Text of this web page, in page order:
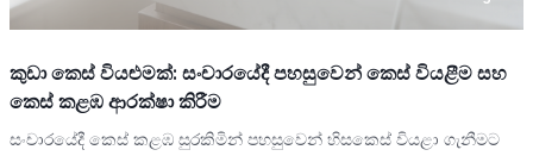
කුඩා කෙස් වියළුමක්: සංචාරයේදී පහසුවෙන් කෙස් වියළීම සහ
කෙස් කළඹ ආරක්ෂා කිරීම
සංචාරයේදී කෙස් කළඹ සුරකිමින් පහසුවෙන් හිසකෙස් වියළා ගැනීමට